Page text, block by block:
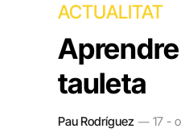
ACTUALITAT
tauleta
Pau Rodríguez 17 -